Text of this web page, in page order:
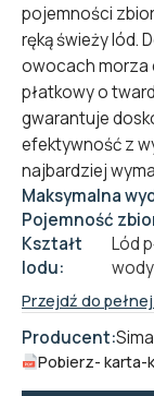
pojemności
ręką świeży lód.
owocach morza
płatkowy o
gwarantuje
efektywność z
najbardziej
Maksymalna
Pojemność
Kształt
lodu:
Lód
Przejdź do
Producent:
Pobierz- karta-